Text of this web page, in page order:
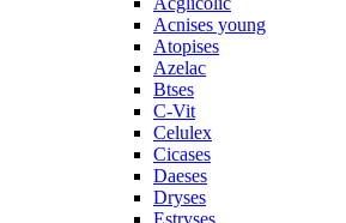
Acnises young
Atopises
Azelac
Btses
C-Vit
Celulex
Cicases
Daeses
Dryses
Estryses